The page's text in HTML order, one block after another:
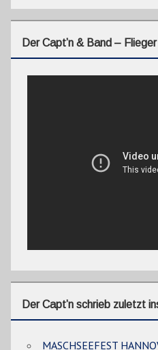
Der Capt’n & Band –
Der Capt’n schrieb zuletzt
MASCHSEEFEST